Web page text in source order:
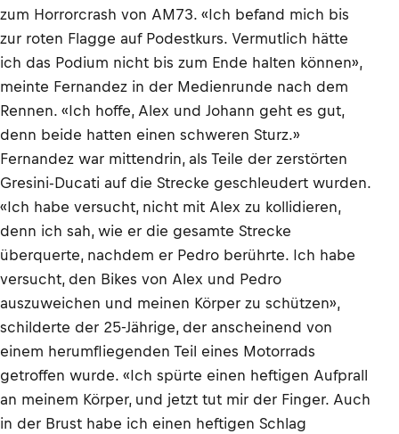
zum Horrorcrash von AM73. «Ich befand mich bis
zur roten Flagge auf Podestkurs. Vermutlich hätte
ich das Podium nicht bis zum Ende halten können»,
meinte Fernandez in der Medienrunde nach dem
Rennen. «Ich hoffe, Alex und Johann geht es gut,
denn beide hatten einen schweren Sturz.»
Fernandez war mittendrin, als Teile der zerstörten
Gresini-Ducati auf die Strecke geschleudert wurden.
«Ich habe versucht, nicht mit Alex zu kollidieren,
denn ich sah, wie er die gesamte Strecke
überquerte, nachdem er Pedro berührte. Ich habe
versucht, den Bikes von Alex und Pedro
auszuweichen und meinen Körper zu schützen»,
schilderte der 25-Jährige, der anscheinend von
einem herumfliegenden Teil eines Motorrads
getroffen wurde. «Ich spürte einen heftigen Aufprall
an meinem Körper, und jetzt tut mir der Finger. Auch
in der Brust habe ich einen heftigen Schlag